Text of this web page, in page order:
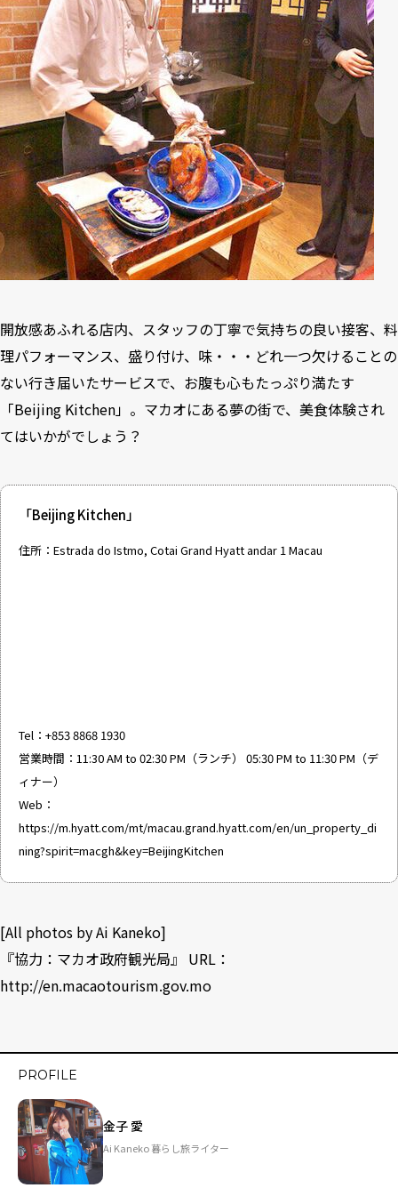
開放感あふれる店内、スタッフの丁寧で気持ちの良い接客、料
理パフォーマンス、盛り付け、味・・・どれ一つ欠けることの
ない行き届いたサービスで、お腹も心もたっぷり満たす
「Beijing Kitchen」。マカオにある夢の街で、美食体験され
てはいかがでしょう？
「Beijing Kitchen」
住所：Estrada do Istmo, Cotai Grand Hyatt andar 1 Macau
Tel：+853 8868 1930
営業時間：11:30 AM to 02:30 PM（ランチ） 05:30 PM to 11:30 PM（デ
ィナー）
Web：
https://m.hyatt.com/mt/macau.grand.hyatt.com/en/un_property_di
ning?spirit=macgh&key=BeijingKitchen
[All photos by Ai Kaneko]
『協力：マカオ政府観光局』 URL：
http://en.macaotourism.gov.mo
PROFILE
金子 愛
Ai Kaneko 暮らし旅ライター